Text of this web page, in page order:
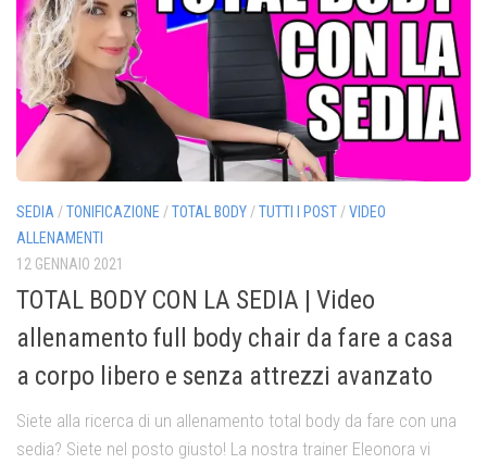
SEDIA /TONIFICAZIONE /TOTAL BODY /TUTTI I POST /VIDEO
ALLENAMENTI
12 GENNAIO 2021
TOTAL BODY CON LA SEDIA | Video
allenamento full body chair da fare a casa
a corpo libero e senza attrezzi avanzato
Siete alla ricerca di un allenamento total body da fare con una
sedia? Siete nel posto giusto! La nostra trainer Eleonora vi